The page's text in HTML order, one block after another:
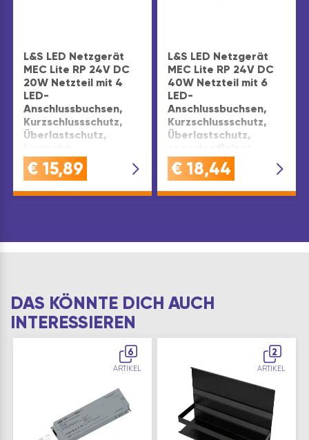
L&S LED Netzgerät
MEC Lite RP 24V DC
20W Netzteil mit 4
LED-
Anschlussbuchsen,
Kurzschlussschutz,
Überlastschutz,
energieeffizient,
Euro-Flachstecker
€ 15,89
L&S LED Netzgerät
MEC Lite RP 24V DC
40W Netzteil mit 6
LED-
Anschlussbuchsen,
Kurzschlussschutz,
Überlastschutz,
Euro-Flachstecker,
Grau
€ 18,44
DAS KÖNNTE DICH AUCH
INTERESSIEREN
6
ARTIKEL
2
ARTIKEL